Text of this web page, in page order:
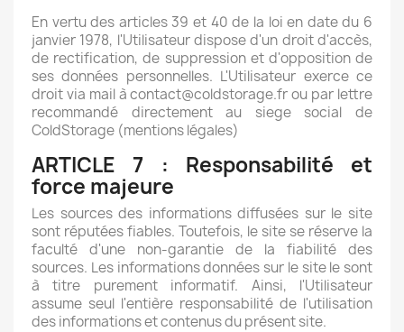
En vertu des articles 39 et 40 de la loi en date du 6
janvier 1978, l'Utilisateur dispose d'un droit d'accès,
de rectification, de suppression et d'opposition de
ses données personnelles. L'Utilisateur exerce ce
droit via mail à contact@coldstorage.fr ou par lettre
recommandé directement au siege social de
ColdStorage (mentions légales)
ARTICLE 7 : Responsabilité et
force majeure
Les sources des informations diffusées sur le site
sont réputées fiables. Toutefois, le site se réserve la
faculté d'une non-garantie de la fiabilité des
sources. Les informations données sur le site le sont
à titre purement informatif. Ainsi, l'Utilisateur
assume seul l'entière responsabilité de l'utilisation
des informations et contenus du présent site.